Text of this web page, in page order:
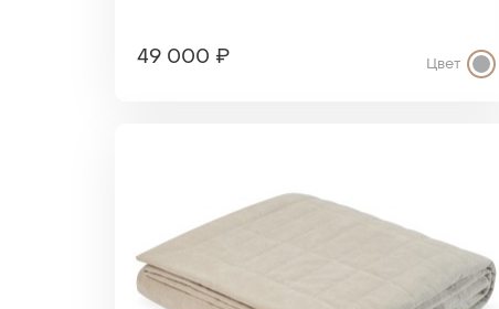
49 000 ₽ Цвет